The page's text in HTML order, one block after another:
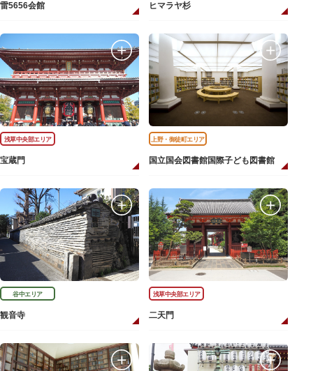
雷5656会館 ヒマラヤ杉
浅草中央部エリア
宝蔵門
上野・御徒町エリア
国立国会図書館国際子ども図書館
谷中エリア
観音寺
浅草中央部エリア
二天門